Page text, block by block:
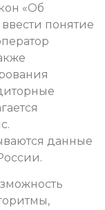
«Об
понятие
данные